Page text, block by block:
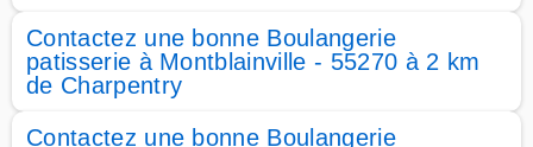
Contactez une bonne Boulangerie
patisserie à Montblainville - 55270 à 2 km
de Charpentry
Contactez une bonne Boulangerie